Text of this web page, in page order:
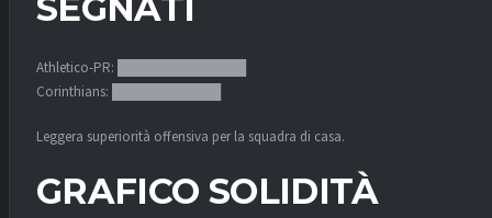
Athletico-PR: █████████████
Corinthians: ███████████
Leggera superiorità offensiva per la squadra di casa.
GRAFICO SOLIDITÀ